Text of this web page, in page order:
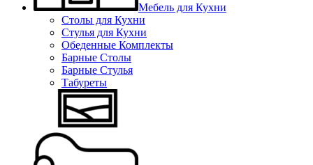
Мебель для Кухни
Столы для Кухни
Стулья для Кухни
Обеденные Комплекты
Барные Столы
Барные Стулья
Табуреты